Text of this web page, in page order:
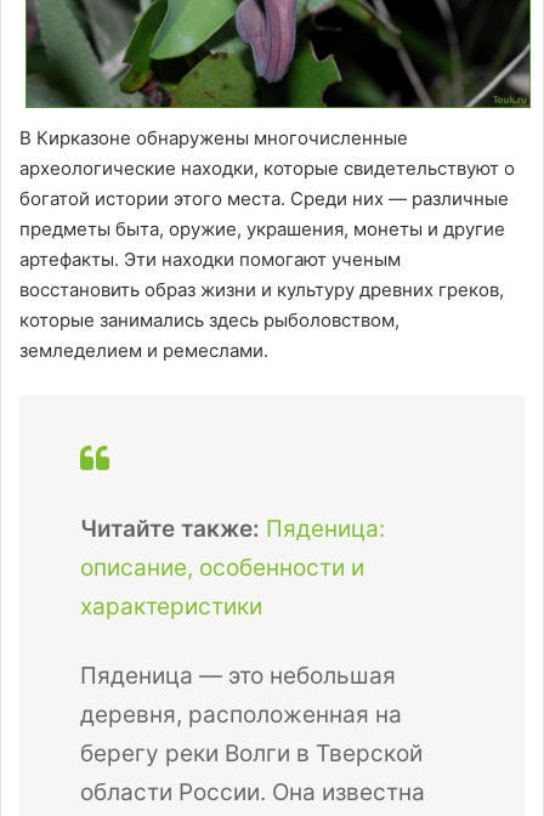
В Кирказоне обнаружены многочисленные
археологические находки, которые свидетельствуют о
богатой истории этого места. Среди них — различные
предметы быта, оружие, украшения, монеты и другие
артефакты. Эти находки помогают ученым
восстановить образ жизни и культуру древних греков,
которые занимались здесь рыболовством,
земледелием и ремеслами.
Читайте также: Пяденица:
описание, особенности и
характеристики
Пяденица — это небольшая
деревня, расположенная на
берегу реки Волги в Тверской
области России. Она известна